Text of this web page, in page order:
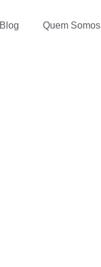
Blog Quem Somos